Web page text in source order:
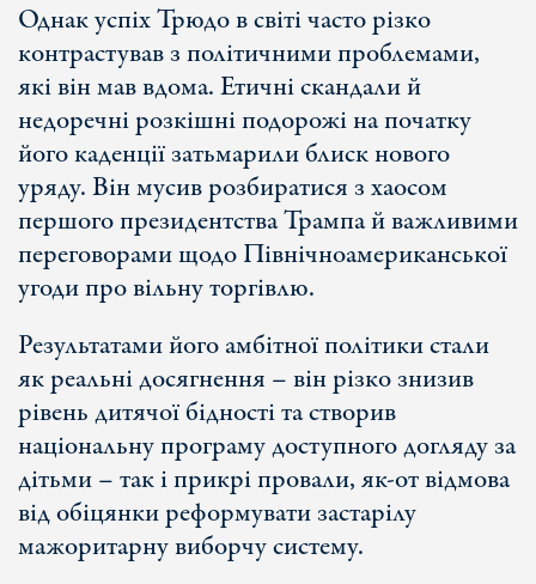
Однак успіх Трюдо в світі часто різко
контрастував з політичними проблемами,
які він мав вдома. Етичні скандали й
недоречні розкішні подорожі на початку
його каденції затьмарили блиск нового
уряду. Він мусив розбиратися з хаосом
першого президентства Трампа й важливими
переговорами щодо Північноамериканської
угоди про вільну торгівлю.
Результатами його амбітної політики стали
як реальні досягнення – він різко знизив
рівень дитячої бідності та створив
національну програму доступного догляду за
дітьми – так і прикрі провали, як-от відмова
від обіцянки реформувати застарілу
мажоритарну виборчу систему.